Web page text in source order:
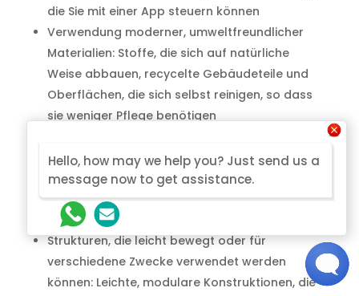
die Sie mit einer App steuern können
Verwendung moderner, umweltfreundlicher
Materialien: Stoffe, die sich auf natürliche
Weise abbauen, recycelte Gebäudeteile und
Oberflächen, die sich selbst reinigen, so dass
sie weniger Pflege benötigen
innen aufhört und außen beginnt: Dächer, die
sich öffnen lassen, Wände, die sich verändern
können, und fließende Übergänge zwischen
geschlossenen und offenen Bereichen
Strukturen, die leicht bewegt oder für
verschiedene Zwecke verwendet werden
können: Leichte, modulare Konstruktionen, die
Hello, how may we help you? Just send us a
message now to get assistance.